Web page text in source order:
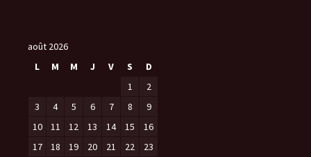
août 2026
L
M M J V S
D
1
2
3
4 5 6 7 8
9
10
11 12 13 14 15
16
17
18 19 20 21 22
23